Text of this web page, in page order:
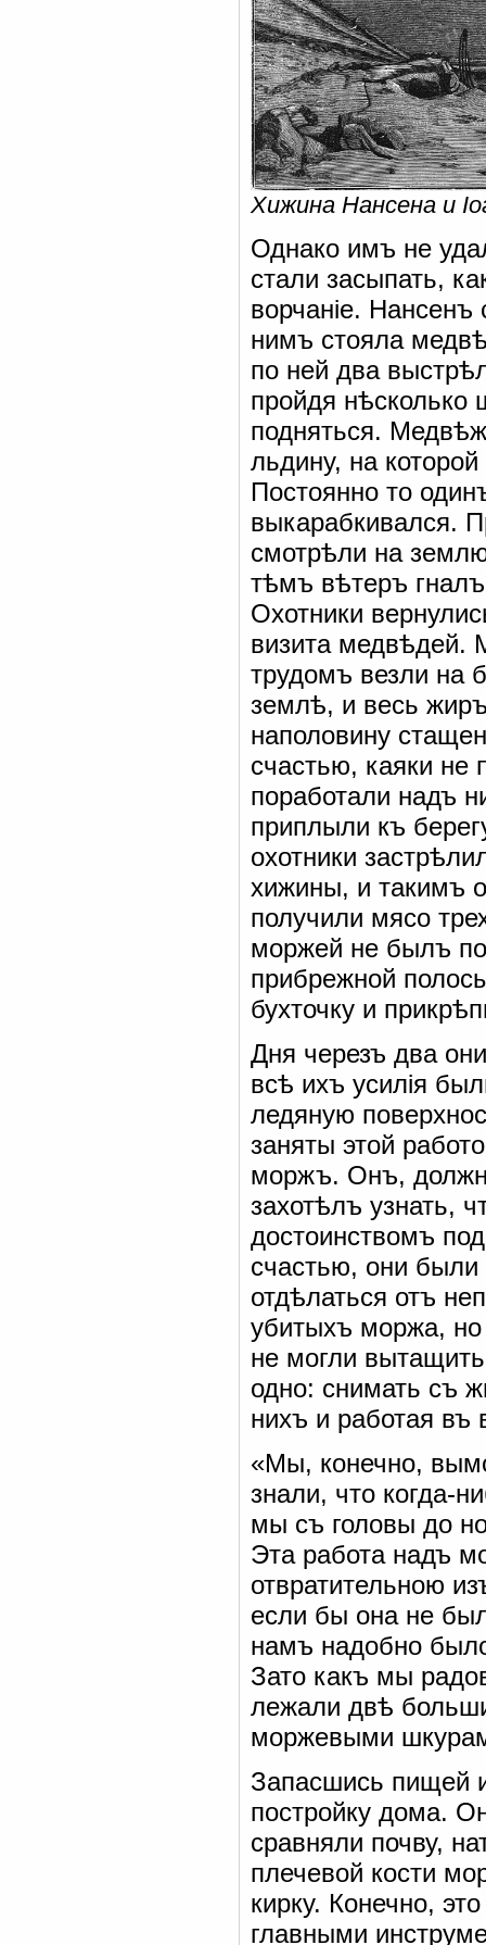
Хижина Нансена и
Однако имъ не
стали засыпать,
ворчаніе.
нимъ стояла
по ней два
пройдя нѣсколько
подняться.
льдину, на
Постоянно то
выкарабкивался.
смотрѣли на
тѣмъ вѣтеръ
Охотники
визита медвѣдей.
трудомъ везли на
землѣ, и весь
наполовину
счастью, каяки не
поработали надъ
приплыли къ
охотники
хижины, и такимъ
получили мясо
моржей не былъ
прибрежной
бухточку и
Дня черезъ два
всѣ ихъ усилія
ледяную
заняты этой
моржъ. Онъ,
захотѣлъ узнать,
достоинствомъ
счастью, они
отдѣлаться отъ
убитыхъ моржа, но
не могли
одно: снимать съ
нихъ и работая въ
«Мы, конечно,
знали, что когда-
мы съ головы до
Эта работа надъ
отвратительною
если бы она не
намъ надобно
Зато какъ мы
лежали двѣ
моржевыми
Запасшись пищей
постройку дома.
сравняли почву,
плечевой кости
кирку. Конечно,
главными